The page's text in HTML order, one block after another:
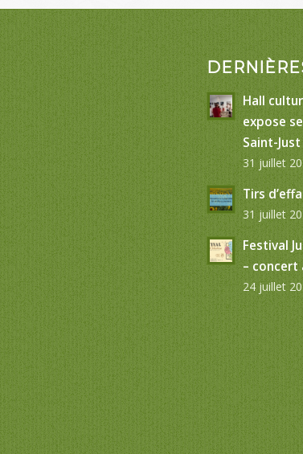
Hall
expose
Saint-Just
31 juillet
Tirs
31 juillet
Festival
– concert
24 juillet